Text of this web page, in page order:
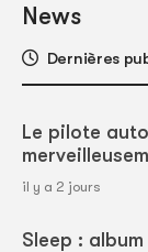
News
Dernières
Le pilote
il y a 2 jours
Sleep :